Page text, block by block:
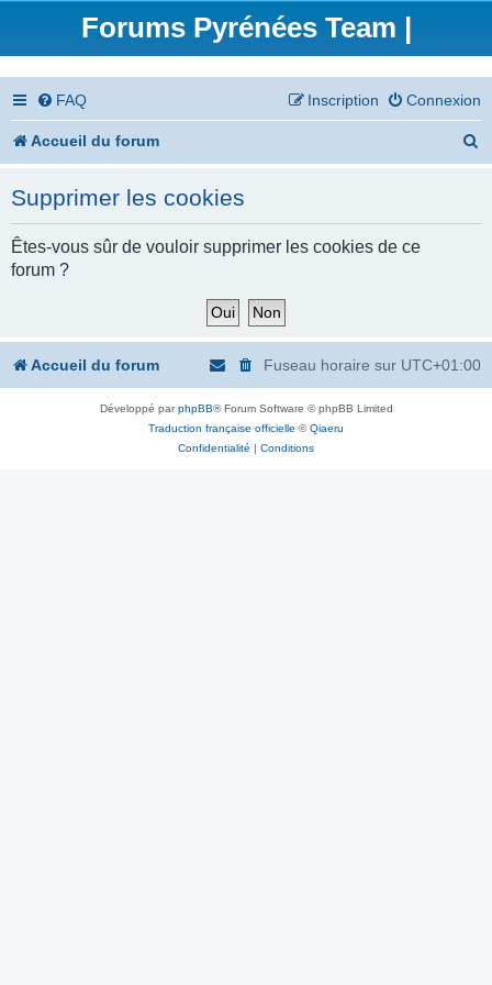
Forums Pyrénées Team |
FAQ Connexion
Inscription
Accueil du forum
c
Supprimer les cookies
Êtes-vous sûr de vouloir supprimer les cookies de ce
forum ?
Accueil du forum Fuseau horaire sur UTC+01:00
Développé parphpBB® Forum Software © phpBB Limited
Traduction française officielle ©Qiaeru
Confidentialité | Conditions